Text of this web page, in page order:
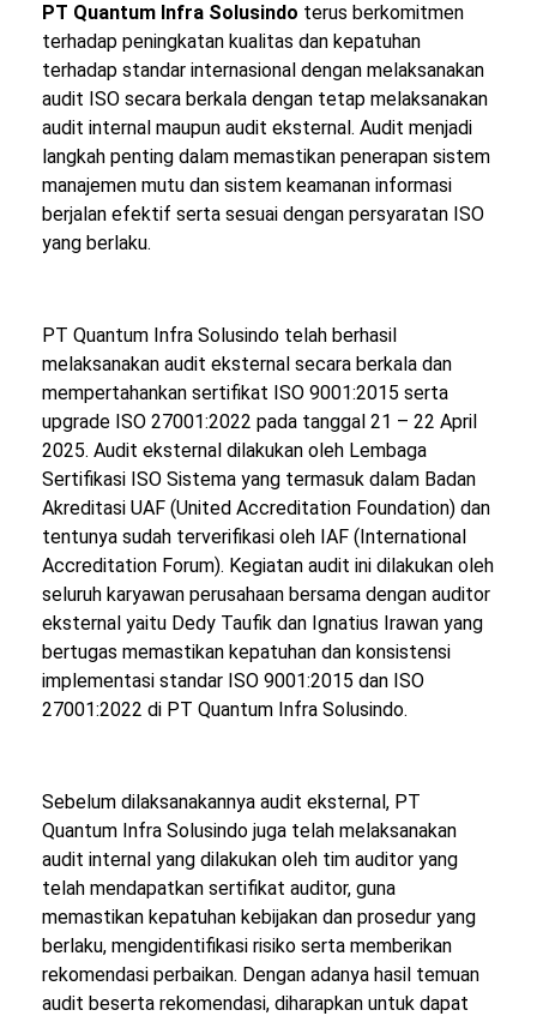
PT Quantum Infra Solusindo terus berkomitmen
terhadap peningkatan kualitas dan kepatuhan
terhadap standar internasional dengan melaksanakan
audit ISO secara berkala dengan tetap melaksanakan
audit internal maupun audit eksternal. Audit menjadi
langkah penting dalam memastikan penerapan sistem
manajemen mutu dan sistem keamanan informasi
berjalan efektif serta sesuai dengan persyaratan ISO
yang berlaku.
PT Quantum Infra Solusindo telah berhasil
melaksanakan audit eksternal secara berkala dan
mempertahankan sertifikat ISO 9001:2015 serta
upgrade ISO 27001:2022 pada tanggal 21 – 22 April
2025. Audit eksternal dilakukan oleh Lembaga
Sertifikasi ISO Sistema yang termasuk dalam Badan
Akreditasi UAF (United Accreditation Foundation) dan
tentunya sudah terverifikasi oleh IAF (International
Accreditation Forum). Kegiatan audit ini dilakukan oleh
seluruh karyawan perusahaan bersama dengan auditor
eksternal yaitu Dedy Taufik dan Ignatius Irawan yang
bertugas memastikan kepatuhan dan konsistensi
implementasi standar ISO 9001:2015 dan ISO
27001:2022 di PT Quantum Infra Solusindo.
Sebelum dilaksanakannya audit eksternal, PT
Quantum Infra Solusindo juga telah melaksanakan
audit internal yang dilakukan oleh tim auditor yang
telah mendapatkan sertifikat auditor, guna
memastikan kepatuhan kebijakan dan prosedur yang
berlaku, mengidentifikasi risiko serta memberikan
rekomendasi perbaikan. Dengan adanya hasil temuan
audit beserta rekomendasi, diharapkan untuk dapat